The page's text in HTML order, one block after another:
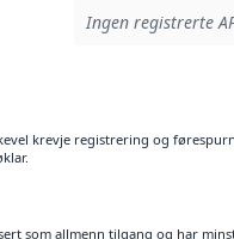
Ingen registrerte
krevje registrering og
som allmenn tilgang og har